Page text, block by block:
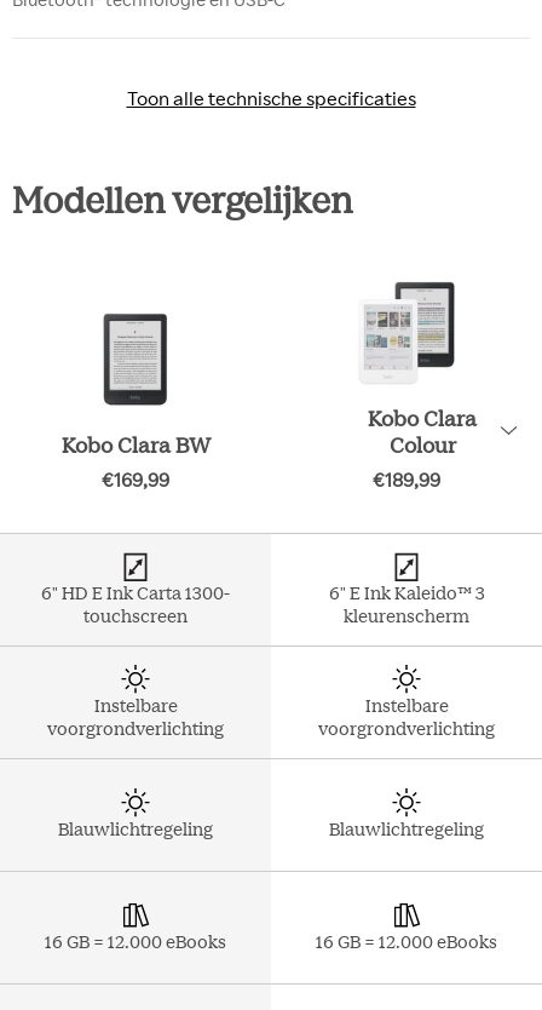
Toon alle technische specificaties
Toon alle technische specificaties
Modellen vergelijken
Kobo Clara BW
€169,99
Kobo Clara
Colour
€189,99
6" HD E Ink Carta 1300-
touchscreen
Instelbare
voorgrondverlichting
Blauwlichtregeling
16 GB = 12.000 eBooks
6" E Ink Kaleido™ 3
kleurenscherm
Instelbare
voorgrondverlichting
Blauwlichtregeling
16 GB = 12.000 eBooks